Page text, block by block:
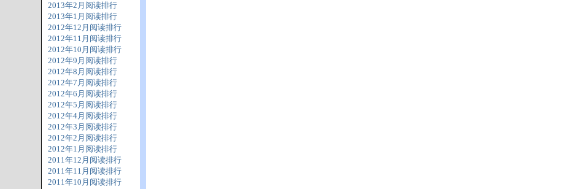
2013年2月阅读排行
2013年1月阅读排行
2012年12月阅读排行
2012年11月阅读排行
2012年10月阅读排行
2012年9月阅读排行
2012年8月阅读排行
2012年7月阅读排行
2012年6月阅读排行
2012年5月阅读排行
2012年4月阅读排行
2012年3月阅读排行
2012年2月阅读排行
2012年1月阅读排行
2011年12月阅读排行
2011年11月阅读排行
2011年10月阅读排行